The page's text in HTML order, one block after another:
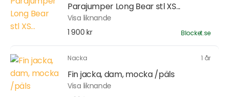
Parajumper Long Bear stl XS...
Visa liknande
1 900 kr
Blocket.se
Nacka 1 år
Fin jacka, dam, mocka /päls
Visa liknande